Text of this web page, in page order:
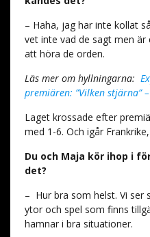
– Haha, jag har inte kollat
vet inte vad de sagt men är
att höra de orden.
Läs mer om hyllningarna:
premiären: ”Vilken stjärna”
Laget krossade efter
med 1-6. Och igår
Du och Maja kör ihop i
det?
– Hur bra som helst. Vi ser
ytor och spel som finns
hamnar i bra situationer.